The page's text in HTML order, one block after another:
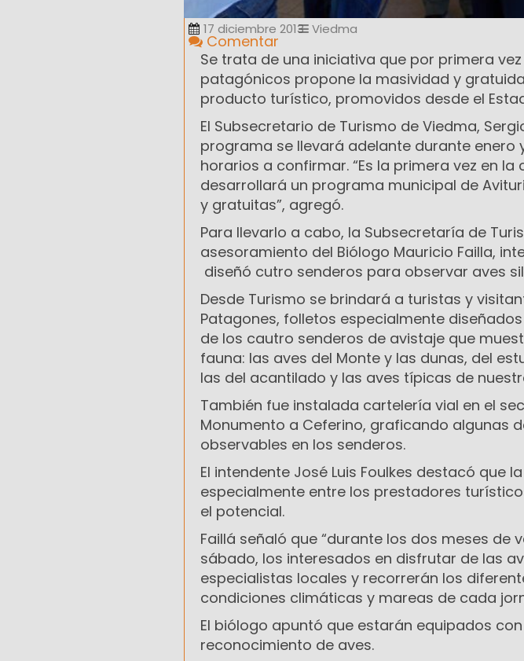
17 diciembre 2013 Viedma
Comentar
Se trata de una iniciativa que por primera
patagónicos propone la masividad y
producto turístico, promovidos desde el
El Subsecretario de Turismo de Viedma,
programa se llevará adelante durante enero
horarios a confirmar. “Es la primera vez en
desarrollará un programa municipal de
y gratuitas”, agregó.
Para llevarlo a cabo, la Subsecretaría de
asesoramiento del Biólogo Mauricio Failla,
diseñó cutro senderos para observar aves
Desde Turismo se brindará a turistas y
Patagones, folletos especialmente
de los cautro senderos de avistaje que
fauna: las aves del Monte y las dunas, del
las del acantilado y las aves típicas de
También fue instalada cartelería vial en el
Monumento a Ceferino, graficando algunas
observables en los senderos.
El intendente José Luis Foulkes destacó que
especialmente entre los prestadores
el potencial.
Faillá señaló que “durante los dos meses de
sábado, los interesados en disfrutar de las
especialistas locales y recorrerán los
condiciones climáticas y mareas de cada
El biólogo apuntó que estarán equipados
reconocimiento de aves.